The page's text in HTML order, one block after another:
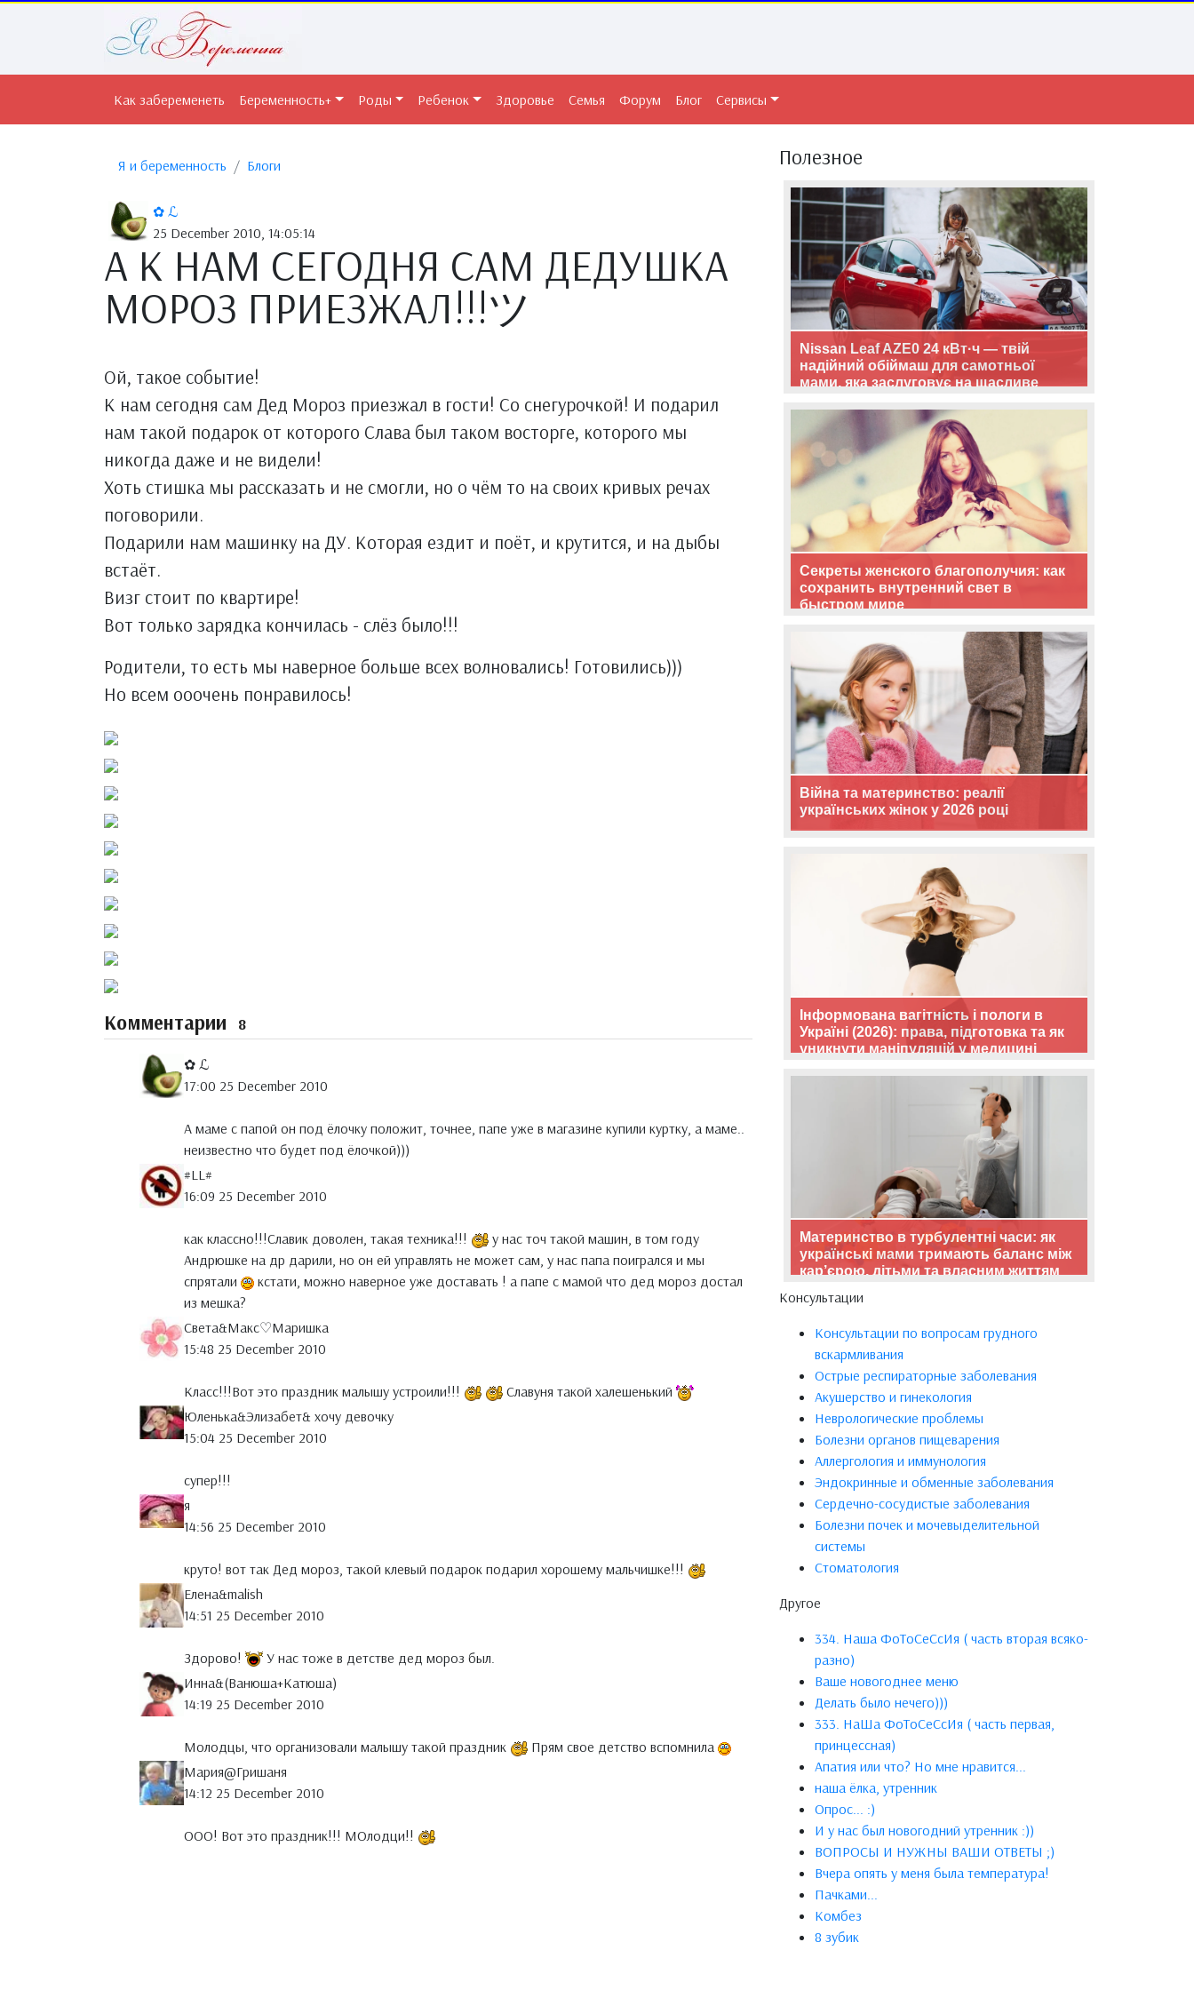
Как забеременеть Беременность+ Роды Ребенок Здоровье Семья Форум Блог Сервисы
Я и беременность Блоги
✿ ℒ
25 December 2010, 14:05:14
А К НАМ СЕГОДНЯ САМ ДЕДУШКА
МОРОЗ ПРИЕЗЖАЛ!!!ツ
Ой, такое событие!
К нам сегодня сам Дед Мороз приезжал в гости! Со снегурочкой! И подарил
нам такой подарок от которого Слава был таком восторге, которого мы
никогда даже и не видели!
Хоть стишка мы рассказать и не смогли, но о чём то на своих кривых речах
поговорили.
Подарили нам машинку на ДУ. Которая ездит и поёт, и крутится, и на дыбы
встаёт.
Визг стоит по квартире!
Вот только зарядка кончилась - слёз было!!!
Родители, то есть мы наверное больше всех волновались! Готовились)))
Но всем ооочень понравилось!
Комментарии 8
✿ ℒ
17:00 25 December 2010
А маме с папой он под ёлочку положит, точнее, папе уже в магазине купили куртку, а маме..
неизвестно что будет под ёлочкой)))
#LL#
16:09 25 December 2010
как классно!!!Славик доволен, такая техника!!!
у нас точ такой машин, в том году
Андрюшке на др дарили, но он ей управлять не может сам, у нас папа поигрался и мы
спрятали
кстати, можно наверное уже доставать ! а папе с мамой что дед мороз достал
из мешка?
Света&Макс♡Маришка
15:48 25 December 2010
Класс!!!Вот это праздник малышу устроили!!!
Славуня такой халешенький
Юленька&Элизабет& хочу девочку
15:04 25 December 2010
супер!!!
я
14:56 25 December 2010
круто! вот так Дед мороз, такой клевый подарок подарил хорошему мальчишке!!!
Елена&malish
14:51 25 December 2010
Здорово!
У нас тоже в детстве дед мороз был.
Инна&(Ванюша+Катюша)
14:19 25 December 2010
Молодцы, что организовали малышу такой праздник
Прям свое детство вспомнила
Мария@Гришаня
14:12 25 December 2010
ООО! Вот это праздник!!! МОлодци!!
Полезное
Nissan Leaf AZE0 24 кВт·ч — твій
надійний обіймаш для самотньої
мами, яка заслуговує на щасливе
Секреты женского благополучия: как
сохранить внутренний свет в
быстром мире
Війна та материнство: реалії
українських жінок у 2026 році
Інформована вагітність і пологи в
Україні (2026): права, підготовка та як
уникнути маніпуляцій у медицині
Материнство в турбулентні часи: як
українські мами тримають баланс між
кар’єрою, дітьми та власним життям
Консультации
Консультации по вопросам грудного
вскармливания
Острые респираторные заболевания
Акушерство и гинекология
Неврологические проблемы
Болезни органов пищеварения
Аллергология и иммунология
Эндокринные и обменные заболевания
Сердечно-сосудистые заболевания
Болезни почек и мочевыделительной
системы
Стоматология
Другое
334. Наша ФоТоСеСсИя ( часть вторая всяко-
разно)
Ваше новогоднее меню
Делать было нечего)))
333. НаШа ФоТоСеСсИя ( часть первая,
принцессная)
Апатия или что? Но мне нравится...
наша ёлка, утренник
Опрос... :)
И у нас был новогодний утренник :))
ВОПРОСЫ И НУЖНЫ ВАШИ ОТВЕТЫ ;)
Вчера опять у меня была температура!
Пачками...
Комбез
8 зубик